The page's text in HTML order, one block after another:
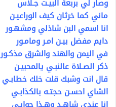
وصار لي بربعة البيـت جـلاس
ماني كما خرثان كيف الوراعيـن
انا اسمي البن شاذلي ومشهـور
دايم مفضل بيـن امـر ومامـور
في اليمن والهند والشرق مذكـور
ذكر الصـلاة عالنبـي يالمحبيـن
قال انت وشبك قلت خلك خطابـي
الشاي احسـن حجتـه بالكذابـي